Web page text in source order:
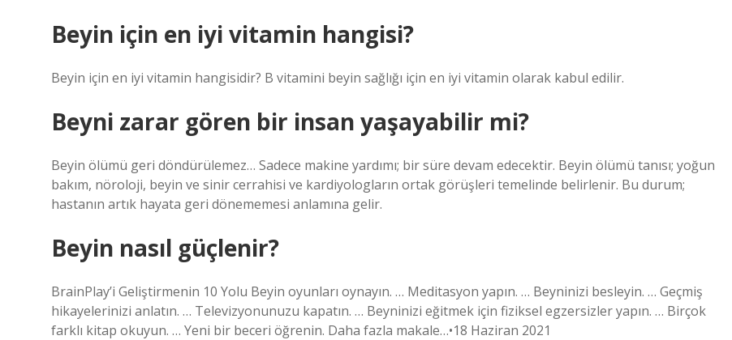
Beyin için en iyi vitamin hangisi?
Beyin için en iyi vitamin hangisidir? B vitamini beyin sağlığı için en iyi vitamin olarak kabul edilir.
Beyni zarar gören bir insan yaşayabilir mi?
Beyin ölümü geri döndürülemez… Sadece makine yardımı; bir süre devam edecektir. Beyin ölümü tanısı; yoğun
bakım, nöroloji, beyin ve sinir cerrahisi ve kardiyologların ortak görüşleri temelinde belirlenir. Bu durum;
hastanın artık hayata geri dönememesi anlamına gelir.
Beyin nasıl güçlenir?
BrainPlay’i Geliştirmenin 10 Yolu Beyin oyunları oynayın. … Meditasyon yapın. … Beyninizi besleyin. … Geçmiş
hikayelerinizi anlatın. … Televizyonunuzu kapatın. … Beyninizi eğitmek için fiziksel egzersizler yapın. … Birçok
farklı kitap okuyun. … Yeni bir beceri öğrenin. Daha fazla makale…•18 Haziran 2021